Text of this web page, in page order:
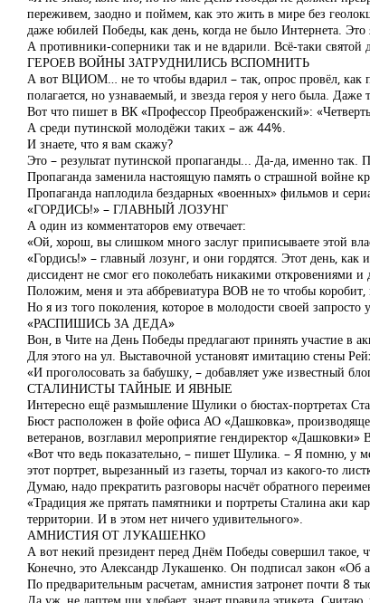
переживем, заодно и поймем, как это жить в мире без
даже юбилей Победы, как день, когда не было Интернета. Это
А противники-соперники так и не вдарили. Всё-таки святой
ГЕРОЕВ ВОЙНЫ ЗАТРУДНИЛИСЬ ВСПОМНИТЬ
А вот ВЦИОМ… не то чтобы вдарил – так, опрос провёл, как
полагается, но узнаваемый, и звезда героя у него была.
Вот что пишет в ВК «Профессор Преображенский»:
А среди путинской молодёжи таких – аж 44%.
И знаете, что я вам скажу?
Это – результат путинской пропаганды... Да-да, именно
Пропаганда заменила настоящую память о страшной войне
Пропаганда наплодила бездарных «военных» фильмов и
«ГОРДИСЬ!» – ГЛАВНЫЙ ЛОЗУНГ
А один из комментаторов ему отвечает:
«Ой, хорош, вы слишком много заслуг приписываете этой
«Гордись!» – главный лозунг, и они гордятся. Этот день,
диссидент не смог его поколебать никакими откровениями
Положим, меня и эта аббревиатура ВОВ не то чтобы коробит,
Но я из того поколения, которое в молодости своей
«РАСПИШИСЬ ЗА ДЕДА»
Вон, в Чите на День Победы предлагают принять участие в
Для этого на ул. Выставочной установят имитацию стены
«И проголосовать за бабушку, – добавляет уже известный
СТАЛИНИСТЫ ТАЙНЫЕ И ЯВНЫЕ
Интересно ещё размышление Шулики о бюстах-портретах
Бюст расположен в фойе офиса АО «Дашковка»,
ветеранов, возглавил мероприятие гендиректор
«Вот что ведь показательно, – пишет Шулика. – Я помню, у
этот портрет, вырезанный из газеты, торчал из какого-то
Думаю, надо прекратить разговоры насчёт обратного
«Традиция же прятать памятники и портреты Сталина аки
территории. И в этом нет ничего удивительного».
АМНИСТИЯ ОТ ЛУКАШЕНКО
А вот некий президент перед Днём Победы совершил такое,
Конечно, это Александр Лукашенко. Он подписал закон «Об
По предварительным расчетам, амнистия затронет почти 8